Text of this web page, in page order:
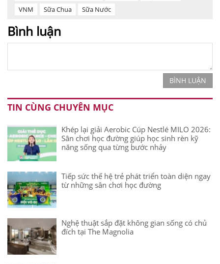
VNM
Sữa Chua Sữa Nước
Bình luận
BÌNH LUẬN
TIN CÙNG CHUYÊN MỤC
Khép lại giải Aerobic Cúp Nestlé MILO 2026:
Sân chơi học đường giúp học sinh rèn kỹ
năng sống qua từng bước nhảy
Tiếp sức thế hệ trẻ phát triển toàn diện ngay
từ những sân chơi học đường
Nghệ thuật sắp đặt không gian sống có chủ
đích tại The Magnolia